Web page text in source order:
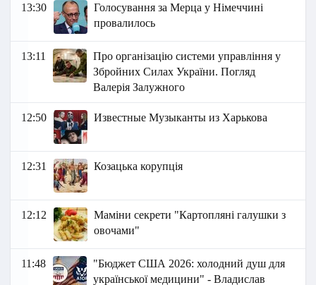
13:30
Голосування за Мерца у Німеччині
провалилось
13:11
Про організацію системи управління у
Збройних Силах України. Погляд
Валерія Залужного
12:50 Известные Музыканты из Харькова
12:31 Козацька корупція
12:12
Маміни секрети "Картопляні галушки з
овочами"
11:48
"Бюджет США 2026: холодний душ для
української медицини" - Владислав